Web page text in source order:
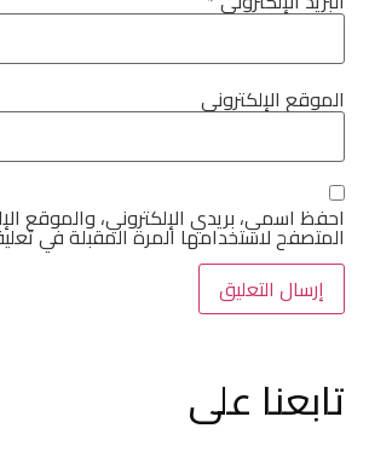
الموقع الإلكتروني
احفظ اسمي، بريدي الإلكتروني، والموقع
المتصفح لاستخدامها المرة المقبلة في
تابعنا على